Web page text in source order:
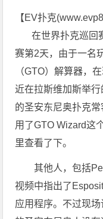
【EV扑克(
在世界扑克巡回
赛第2天，由于一名
（GTO）解算器，
近在拉斯维加斯举
的圣安东尼奥扑克
用了GTO Wizard这
里查看了下。
其他人，包括
视频中指出了
应用程序。不过现